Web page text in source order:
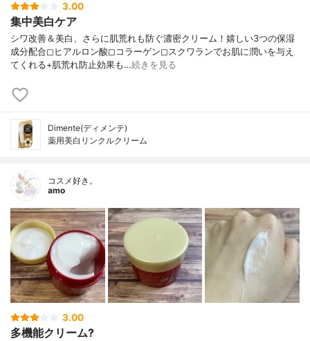
3.00
集中美白ケア
シワ改善＆美白、さらに肌荒れも防ぐ濃密クリーム！嬉しい3つの保湿
成分配合◻︎ヒアルロン酸◻︎コラーゲン◻︎スクワランでお肌に潤いを与え
てくれる+肌荒れ防止効果も…続きを見る
Dimente(ディメンテ)
薬用美白リンクルクリーム
コスメ好き。
amo
3.00
多機能クリーム?